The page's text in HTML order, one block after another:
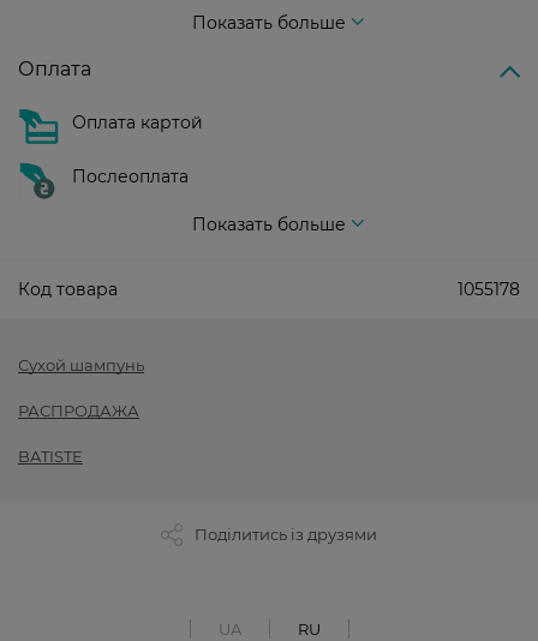
Показать больше
Оплата
Оплата картой
Послеоплата
Показать больше
Код товара 1055178
Сухой шампунь
РАСПРОДАЖА
BATISTE
Поділитись із друзями
UA RU